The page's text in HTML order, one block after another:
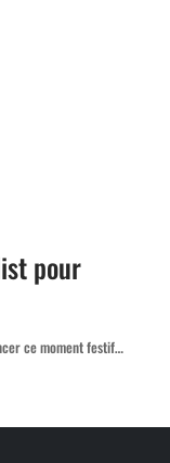
pour
ce moment festif…